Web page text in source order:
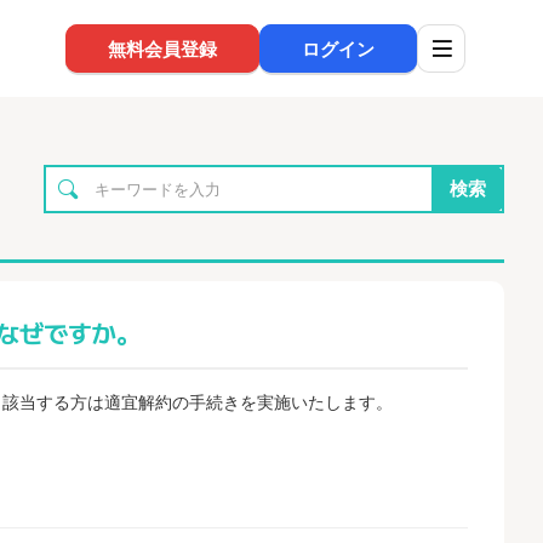
無料会員登録 ログイン
検索
ですか。
当する方は適宜解約の手続きを実施いたします。